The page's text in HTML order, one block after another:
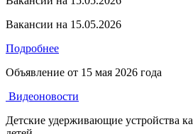
Вакансии на 15.05.2026
Подробнее
Объявление от 15 мая 2026 года
Видеоновости
Детские удерживающие устройства